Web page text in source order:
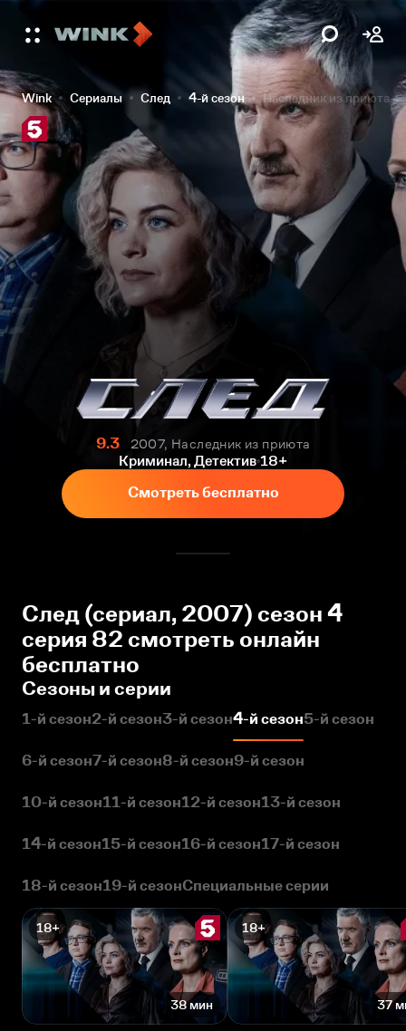
Wink Сериалы След 4-й сезон Наследник из приюта
9.3
2007, Наследник из приюта
Криминал, Детектив 18+
Смотреть бесплатно
След (сериал, 2007) сезон 4
серия 82 смотреть онлайн
бесплатно
Сезоны и серии
1-й сезон2-й сезон3-й сезон4-й сезон5-й сезон
6-й сезон7-й сезон8-й сезон9-й сезон
10-й сезон11-й сезон12-й сезон13-й сезон
14-й сезон15-й сезон16-й сезон17-й сезон
18-й сезон19-й сезонСпециальные серии
18+
38 мин
18+
37